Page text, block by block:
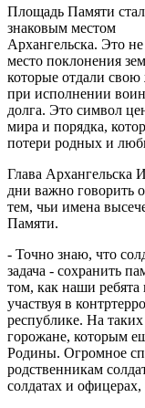
Площадь Памяти
знаковым местом
Архангельска. Это
место поклонения
которые отдали свою
при исполнении
долга. Это символ
мира и порядка,
потери родных и
Глава Архангельска
дни важно говорить
тем, чьи имена
Памяти.
- Точно знаю, что
задача - сохранить
том, как наши ребята
участвуя в
республике. На
горожане, которым
Родины. Огромное
родственникам
солдатах и